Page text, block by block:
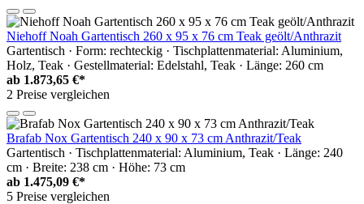
Niehoff Noah Gartentisch 260 x 95 x 76 cm Teak geölt/Anthrazit
Gartentisch · Form: rechteckig · Tischplattenmaterial: Aluminium,
Holz, Teak · Gestellmaterial: Edelstahl, Teak · Länge: 260 cm
ab 1.873,65 €*
2 Preise vergleichen
Brafab Nox Gartentisch 240 x 90 x 73 cm Anthrazit/Teak
Gartentisch · Tischplattenmaterial: Aluminium, Teak · Länge: 240
cm · Breite: 238 cm · Höhe: 73 cm
ab 1.475,09 €*
5 Preise vergleichen